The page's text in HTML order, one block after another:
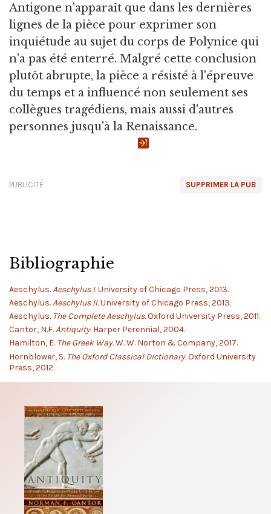
Antigone n'apparaît que dans les dernières
lignes de la pièce pour exprimer son
inquiétude au sujet du corps de Polynice qui
n'a pas été enterré. Malgré cette conclusion
plutôt abrupte, la pièce a résisté à l'épreuve
du temps et a influencé non seulement ses
collègues tragédiens, mais aussi d'autres
personnes jusqu'à la Renaissance.
SUPPRIMER LA PUB
PUBLICITÉ
Bibliographie
Aeschylus.Aeschylus I.University of Chicago Press, 2013.
Aeschylus.Aeschylus II.University of Chicago Press, 2013.
Aeschylus. The Complete Aeschylus.Oxford University Press, 2011.
Cantor, N.F.Antiquity.Harper Perennial, 2004.
Hamilton, E. The Greek Way.W. W. Norton & Company, 2017.
Hornblower, S. The Oxford Classical Dictionary.Oxford University
Press, 2012.